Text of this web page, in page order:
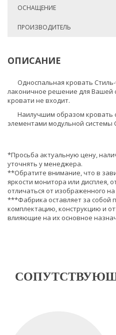
ОСНАЩЕНИЕ
ПРОИЗВОДИТЕЛЬ
ОПИСАНИЕ
Односпальная кровать
лаконичное решение для Вашей
кровати не входит.
Наилучшим образом кровать
элементами модульной системы
*Просьба актуальную цену,
уточнять у менеджера.
**Обратите внимание, что в
яркости монитора или дисплея,
отличаться от изображенного
***Фабрика оставляет за собой
комплектацию, конструкцию и
влияющие на их основное